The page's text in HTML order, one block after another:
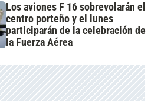
Los aviones F 16 sobrevolarán el
centro porteño y el lunes
participarán de la celebración de
la Fuerza Aérea